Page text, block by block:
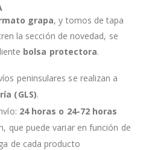
grapa, y tomos de tapa
la sección de novedad, se
bolsa protectora.
peninsulares se realizan a
(GLS).
24 horas o 24-72 horas
que puede variar en función de
de cada producto